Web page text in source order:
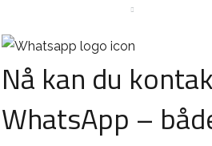
Nå kan du
WhatsApp –